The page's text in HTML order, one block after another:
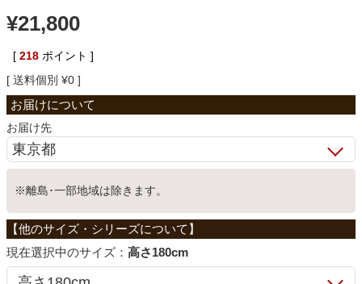
ベッド
収納家具
学習机
ホームオフィス
こたつ
¥21,800
[ 218 ポイント ]
送料個別 ¥0
お届け先
※離島･一部地域は除きます。
サイズ： 高さ180cm